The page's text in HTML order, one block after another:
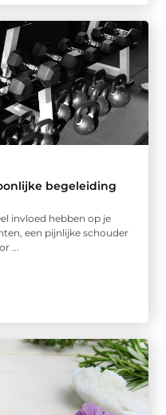
begeleiding
invloed hebben op je
een pijnlijke schouder
...